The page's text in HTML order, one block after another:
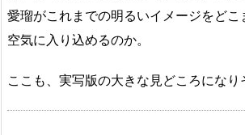
愛瑠がこれまでの明るいイメージをどこ
空気に入り込めるのか。
ここも、実写版の大きな見どころになり